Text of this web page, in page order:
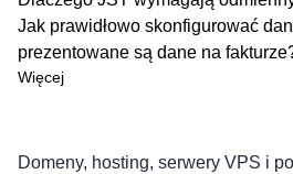
Jak prawidłowo skonfigurować
prezentowane są dane na
Więcej
Domeny, hosting, serwery VPS i